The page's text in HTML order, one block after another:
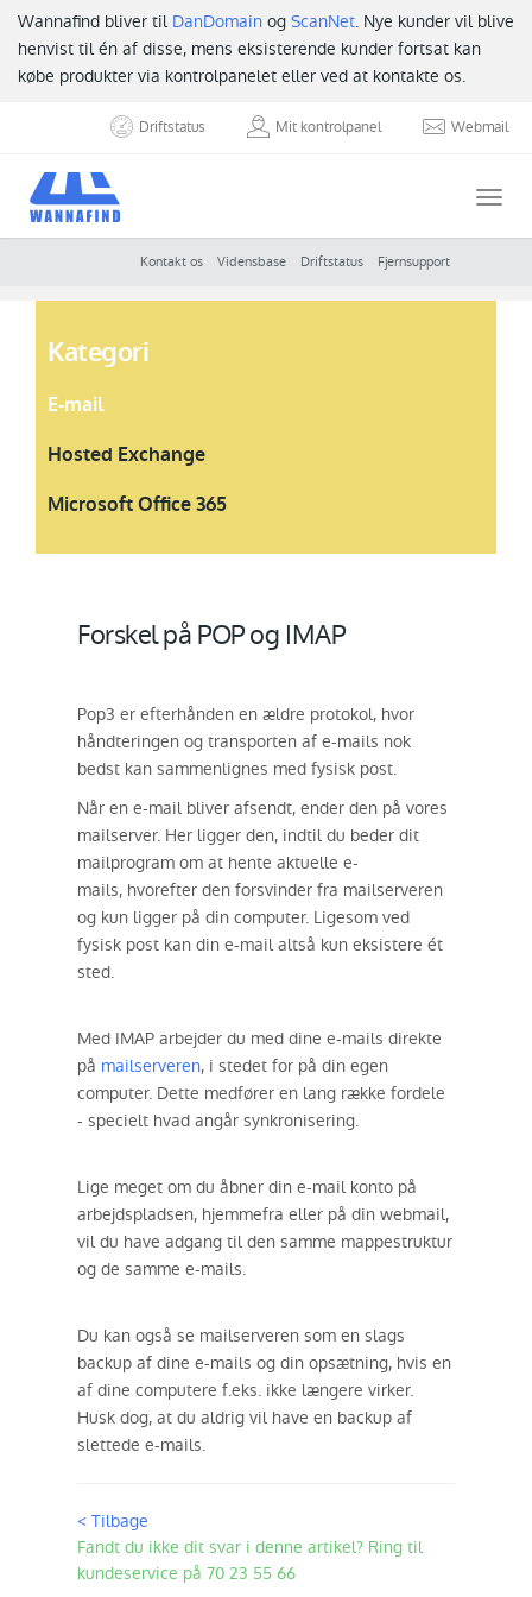
Wannafind bliver til DanDomain og ScanNet. Nye kunder vil blive
henvist til én af disse, mens eksisterende kunder fortsat kan
købe produkter via kontrolpanelet eller ved at kontakte os.
Driftstatus Mit kontrolpanel Webmail
Kontakt os Vidensbase Driftstatus Fjernsupport
Kategori
E-mail
Hosted Exchange
Microsoft Office 365
Forskel på POP og IMAP
Pop3 er efterhånden en ældre protokol, hvor
håndteringen og transporten af e-mails nok
bedst kan sammenlignes med fysisk post.
Når en e-mail bliver afsendt, ender den på vores
mailserver. Her ligger den, indtil du beder dit
mailprogram om at hente aktuelle e-
mails, hvorefter den forsvinder fra mailserveren
og kun ligger på din computer. Ligesom ved
fysisk post kan din e-mail altså kun eksistere ét
sted.
Med IMAP arbejder du med dine e-mails direkte
på mailserveren, i stedet for på din egen
computer. Dette medfører en lang række fordele
- specielt hvad angår synkronisering.
Lige meget om du åbner din e-mail konto på
arbejdspladsen, hjemmefra eller på din webmail,
vil du have adgang til den samme mappestruktur
og de samme e-mails.
Du kan også se mailserveren som en slags
backup af dine e-mails og din opsætning, hvis en
af dine computere f.eks. ikke længere virker.
Husk dog, at du aldrig vil have en backup af
slettede e-mails.
< Tilbage
Fandt du ikke dit svar i denne artikel? Ring til
kundeservice på 70 23 55 66